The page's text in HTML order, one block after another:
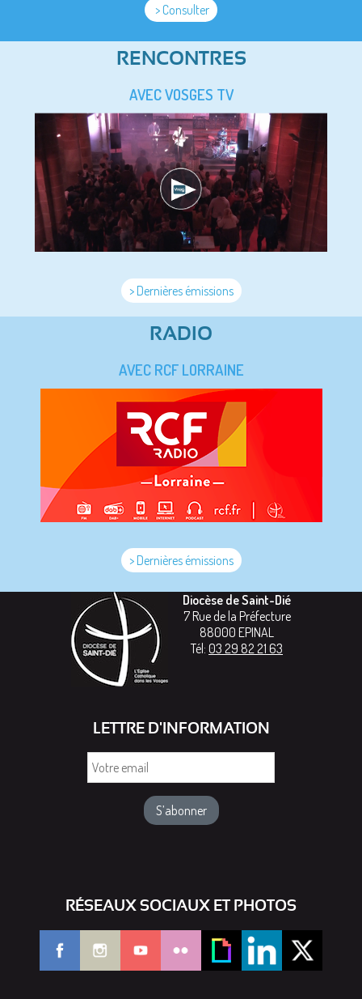
> Consulter
RENCONTRES
AVEC VOSGES TV
> Dernières émissions
RADIO
AVEC RCF LORRAINE
> Dernières émissions
Diocèse de Saint-Dié
7 Rue de la Préfecture
88000 EPINAL
Tél: 03 29 82 21 63
LETTRE D'INFORMATION
RÉSEAUX SOCIAUX ET PHOTOS